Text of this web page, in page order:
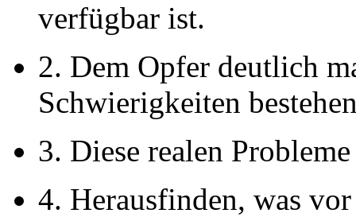
verfügbar ist.
2. Dem Opfer deutlich
Schwierigkeiten
3. Diese realen
4. Herausfinden, was